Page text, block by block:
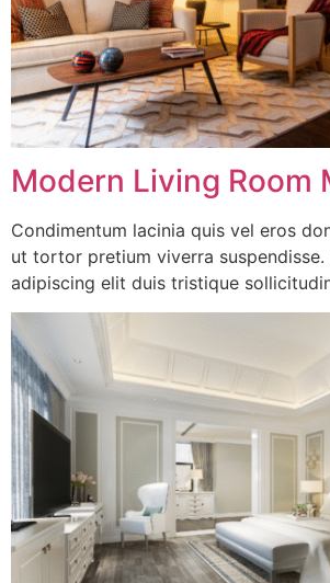
Modern Living Room
Condimentum lacinia quis vel eros
ut tortor pretium viverra
adipiscing elit duis tristique